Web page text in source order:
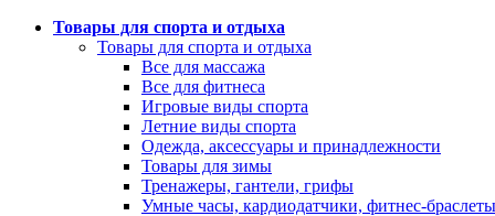
Товары для спорта и отдыха
Товары для спорта и отдыха
Все для массажа
Все для фитнеса
Игровые виды спорта
Летние виды спорта
Одежда, аксессуары и принадлежности
Товары для зимы
Тренажеры, гантели, грифы
Умные часы, кардиодатчики, фитнес-браслеты